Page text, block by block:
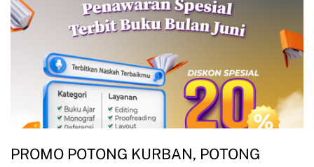
PROMO POTONG KURBAN, POTONG